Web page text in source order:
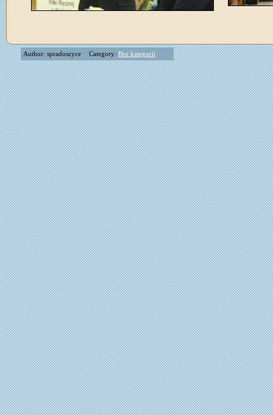
Author: spradoszyce Category:Bez kategorii